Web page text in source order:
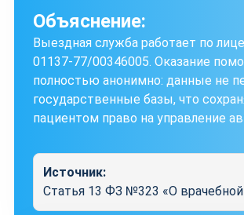
Объяснение:
Выездная служба работает по
01137-77/00346005. Оказание
полностью анонимно: данные не
государственные базы, что
пациентом право на управление
Источник:
Статья 13 ФЗ №323 «О врачебной